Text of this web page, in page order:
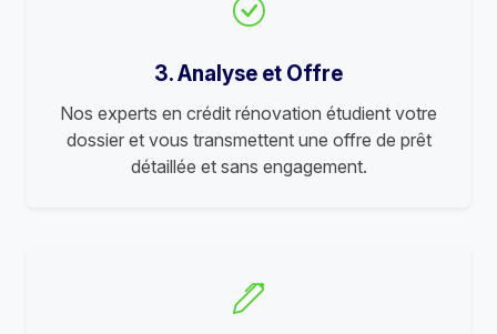
3. Analyse et Offre
Nos experts en crédit rénovation étudient votre
dossier et vous transmettent une offre de prêt
détaillée et sans engagement.